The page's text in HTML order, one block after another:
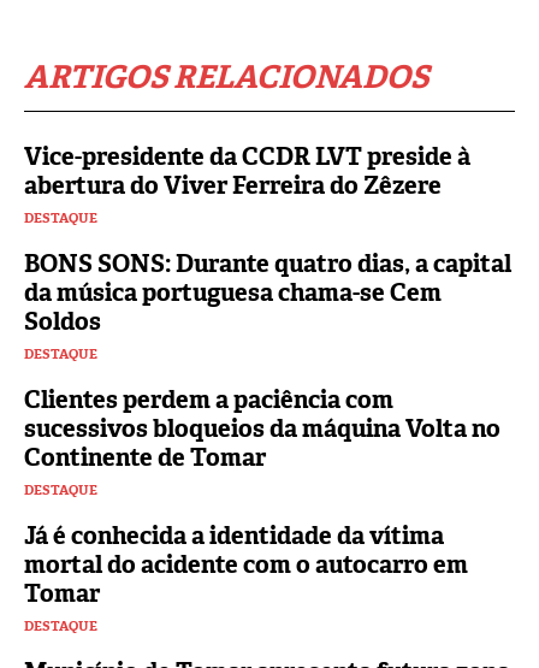
ARTIGOS RELACIONADOS
Vice-presidente da CCDR LVT preside à
abertura do Viver Ferreira do Zêzere
DESTAQUE
BONS SONS: Durante quatro dias, a capital
da música portuguesa chama-se Cem
Soldos
DESTAQUE
Clientes perdem a paciência com
sucessivos bloqueios da máquina Volta no
Continente de Tomar
DESTAQUE
Já é conhecida a identidade da vítima
mortal do acidente com o autocarro em
Tomar
DESTAQUE